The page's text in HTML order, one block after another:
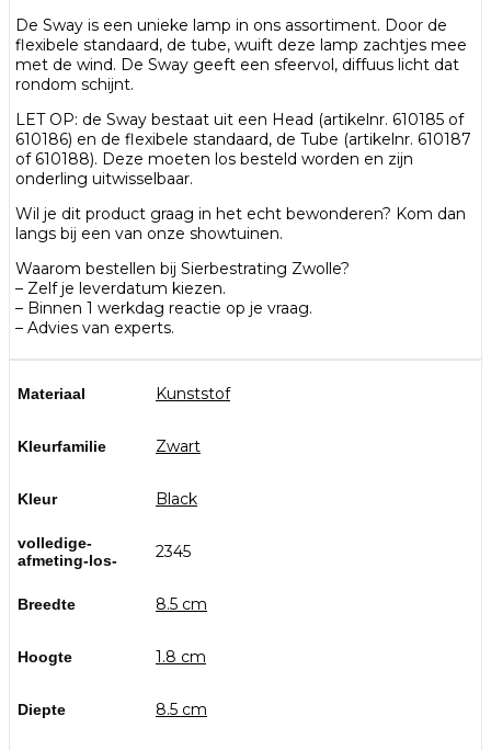
De Sway is een unieke lamp in ons assortiment. Door de
flexibele standaard, de tube, wuift deze lamp zachtjes mee
met de wind. De Sway geeft een sfeervol, diffuus licht dat
rondom schijnt.
LET OP: de Sway bestaat uit een Head (artikelnr. 610185 of
610186) en de flexibele standaard, de Tube (artikelnr. 610187
of 610188). Deze moeten los besteld worden en zijn
onderling uitwisselbaar.
Wil je dit product graag in het echt bewonderen? Kom dan
langs bij een van onze showtuinen.
Waarom bestellen bij Sierbestrating Zwolle?
– Zelf je leverdatum kiezen.
– Binnen 1 werkdag reactie op je vraag.
– Advies van experts.
Materiaal Kunststof
Kleurfamilie Zwart
Kleur Black
volledige-
afmeting-los-
2345
Breedte 8.5 cm
Hoogte 1.8 cm
Diepte 8.5 cm